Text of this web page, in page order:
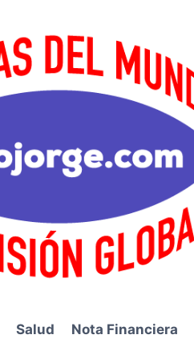
Salud Nota Financiera